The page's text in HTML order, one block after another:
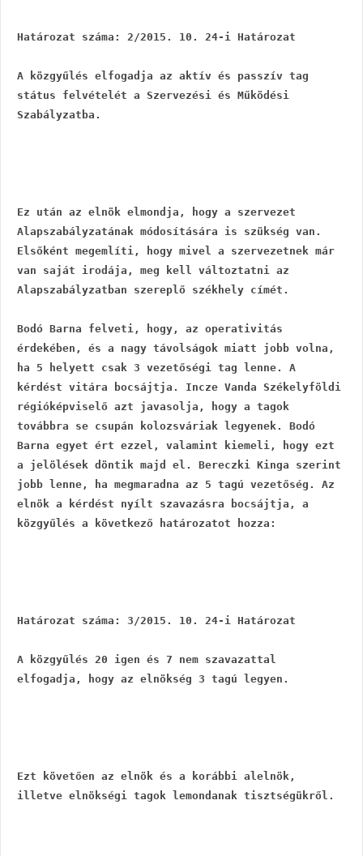
Határozat száma: 2/2015. 10. 24-i Határozat
A közgyűlés elfogadja az aktív és passzív tag
státus felvételét a Szervezési és Működési
Szabályzatba.
Ez után az elnök elmondja, hogy a szervezet
Alapszabályzatának módosítására is szükség van.
Elsőként megemlíti, hogy mivel a szervezetnek már
van saját irodája, meg kell változtatni az
Alapszabályzatban szereplő székhely címét.
Bodó Barna felveti, hogy, az operativitás
érdekében, és a nagy távolságok miatt jobb volna,
ha 5 helyett csak 3 vezetőségi tag lenne. A
kérdést vitára bocsájtja. Incze Vanda Székelyföldi
régióképviselő azt javasolja, hogy a tagok
továbbra se csupán kolozsváriak legyenek. Bodó
Barna egyet ért ezzel, valamint kiemeli, hogy ezt
a jelölések döntik majd el. Bereczki Kinga szerint
jobb lenne, ha megmaradna az 5 tagú vezetőség. Az
elnök a kérdést nyílt szavazásra bocsájtja, a
közgyűlés a következő határozatot hozza:
Határozat száma: 3/2015. 10. 24-i Határozat
A közgyűlés 20 igen és 7 nem szavazattal
elfogadja, hogy az elnökség 3 tagú legyen.
Ezt követően az elnök és a korábbi alelnök,
illetve elnökségi tagok lemondanak tisztségükről.